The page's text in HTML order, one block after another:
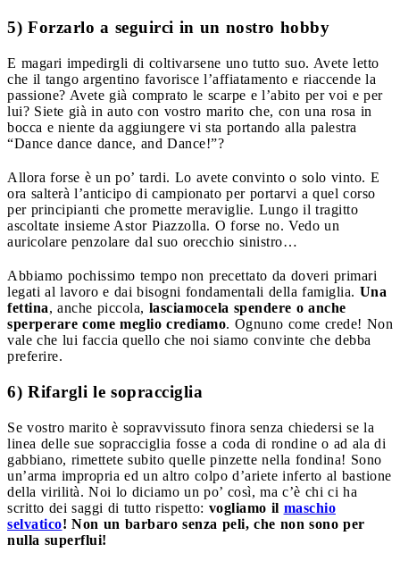
5) Forzarlo a seguirci in un nostro hobby
E magari impedirgli di coltivarsene uno tutto suo. Avete letto
che il tango argentino favorisce l’affiatamento e riaccende la
passione? Avete già comprato le scarpe e l’abito per voi e per
lui? Siete già in auto con vostro marito che, con una rosa in
bocca e niente da aggiungere vi sta portando alla palestra
“Dance dance dance, and Dance!”?
Allora forse è un po’ tardi. Lo avete convinto o solo vinto. E
ora salterà l’anticipo di campionato per portarvi a quel corso
per principianti che promette meraviglie. Lungo il tragitto
ascoltate insieme Astor Piazzolla. O forse no. Vedo un
auricolare penzolare dal suo orecchio sinistro…
Abbiamo pochissimo tempo non precettato da doveri primari
legati al lavoro e dai bisogni fondamentali della famiglia. Una
fettina, anche piccola, lasciamocela spendere o anche
sperperare come meglio crediamo. Ognuno come crede! Non
vale che lui faccia quello che noi siamo convinte che debba
preferire.
6) Rifargli le sopracciglia
Se vostro marito è sopravvissuto finora senza chiedersi se la
linea delle sue sopracciglia fosse a coda di rondine o ad ala di
gabbiano, rimettete subito quelle pinzette nella fondina! Sono
un’arma impropria ed un altro colpo d’ariete inferto al bastione
della virilità. Noi lo diciamo un po’ così, ma c’è chi ci ha
scritto dei saggi di tutto rispetto: vogliamo il maschio
selvatico! Non un barbaro senza peli, che non sono per
nulla superflui!